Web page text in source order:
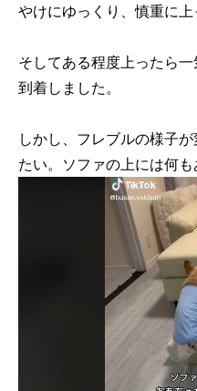
やけにゆっくり、慎重に上
そしてある程度上ったら
到着しました。
しかし、フレブルの様子
たい。ソファの上には何も